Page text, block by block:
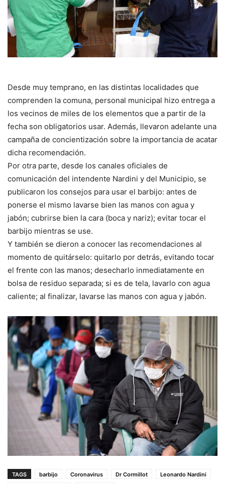
Desde muy temprano, en las distintas localidades que
comprenden la comuna, personal municipal hizo entrega a
los vecinos de miles de los elementos que a partir de la
fecha son obligatorios usar. Además, llevaron adelante una
campaña de concientización sobre la importancia de acatar
dicha recomendación.
Por otra parte, desde los canales oficiales de
comunicación del intendente Nardini y del Municipio, se
publicaron los consejos para usar el barbijo: antes de
ponerse el mismo lavarse bien las manos con agua y
jabón; cubrirse bien la cara (boca y nariz); evitar tocar el
barbijo mientras se use.
Y también se dieron a conocer las recomendaciones al
momento de quitárselo: quitarlo por detrás, evitando tocar
el frente con las manos; desecharlo inmediatamente en
bolsa de residuo separada; si es de tela, lavarlo con agua
caliente; al finalizar, lavarse las manos con agua y jabón.
TAGS barbijo Coronavirus Dr Cormillot
Leonardo Nardini